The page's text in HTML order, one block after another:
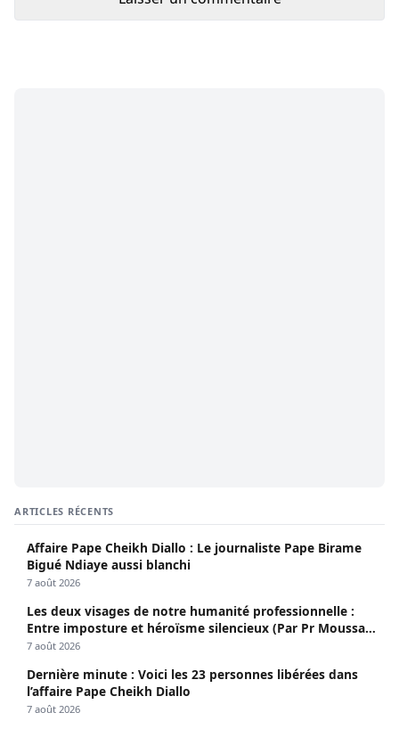
ARTICLES RÉCENTS
Affaire Pape Cheikh Diallo : Le journaliste Pape Birame
Bigué Ndiaye aussi blanchi
7 août 2026
Les deux visages de notre humanité professionnelle :
Entre imposture et héroïsme silencieux (Par Pr Moussa
Seydi)
7 août 2026
Dernière minute : Voici les 23 personnes libérées dans
l’affaire Pape Cheikh Diallo
7 août 2026